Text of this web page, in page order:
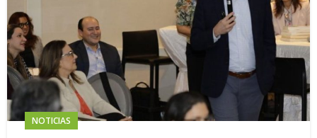
NOTICIAS